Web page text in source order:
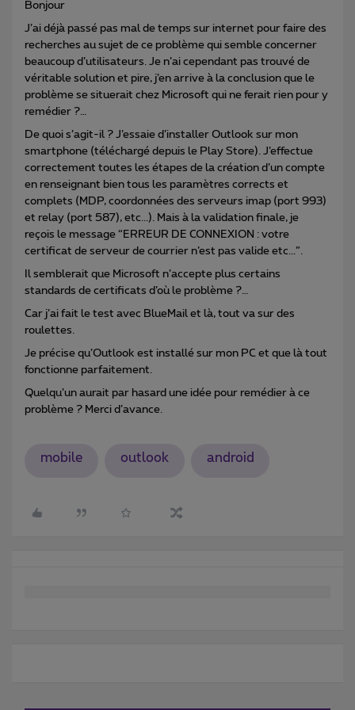
Bonjour
J’ai déjà passé pas mal de temps sur internet pour faire des
recherches au sujet de ce problème qui semble concerner
beaucoup d’utilisateurs. Je n’ai cependant pas trouvé de
véritable solution et pire, j’en arrive à la conclusion que le
problème se situerait chez Microsoft qui ne ferait rien pour y
remédier ?…
De quoi s’agit-il ? J’essaie d’installer Outlook sur mon
smartphone (téléchargé depuis le Play Store). J’effectue
correctement toutes les étapes de la création d’un compte
en renseignant bien tous les paramètres corrects et
complets (MDP, coordonnées des serveurs imap (port 993)
et relay (port 587), etc...). Mais à la validation finale, je
reçois le message “ERREUR DE CONNEXION : votre
certificat de serveur de courrier n’est pas valide etc...”.
Il semblerait que Microsoft n’accepte plus certains
standards de certificats d’où le problème ?…
Car j’ai fait le test avec BlueMail et là, tout va sur des
roulettes.
Je précise qu’Outlook est installé sur mon PC et que là tout
fonctionne parfaitement.
Quelqu’un aurait par hasard une idée pour remédier à ce
problème ? Merci d’avance.
mobile outlook android